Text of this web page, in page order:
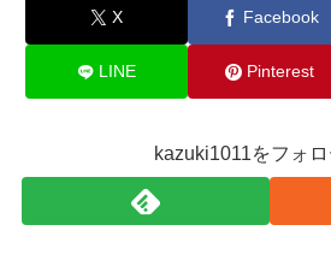
X Facebook
LINE Pinterest
kazuki1011をフォ